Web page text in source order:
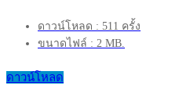
ดาวน์โหลด : 511 ครั้ง
ขนาดไฟล์ : 2 MB.
ดาวน์โหลด